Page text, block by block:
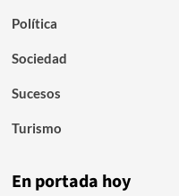
Política
Sociedad
Sucesos
Turismo
En portada hoy